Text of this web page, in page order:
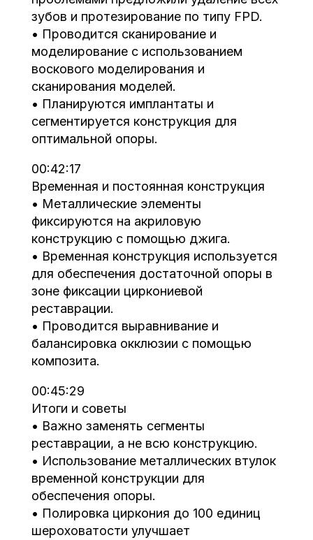
зубов и протезирование по типу FPD.
• Проводится сканирование и
моделирование с использованием
воскового моделирования и
сканирования моделей.
• Планируются имплантаты и
сегментируется конструкция для
оптимальной опоры.
00:42:17
Временная и постоянная конструкция
• Металлические элементы
фиксируются на акриловую
конструкцию с помощью джига.
• Временная конструкция используется
для обеспечения достаточной опоры в
зоне фиксации циркониевой
реставрации.
• Проводится выравнивание и
балансировка окклюзии с помощью
композита.
00:45:29
Итоги и советы
• Важно заменять сегменты
реставрации, а не всю конструкцию.
• Использование металлических втулок
временной конструкции для
обеспечения опоры.
• Полировка циркония до 100 единиц
шероховатости улучшает